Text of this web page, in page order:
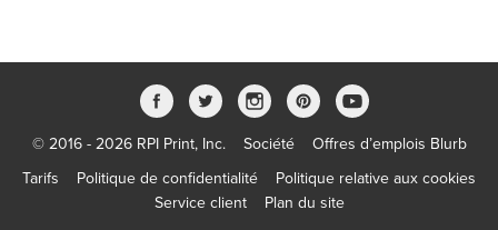
© 2016 - 2026 RPI Print, Inc. Société
Offres d’emplois Blurb
Tarifs
Politique de confidentialité
Politique relative aux cookies
Service client
Plan du site